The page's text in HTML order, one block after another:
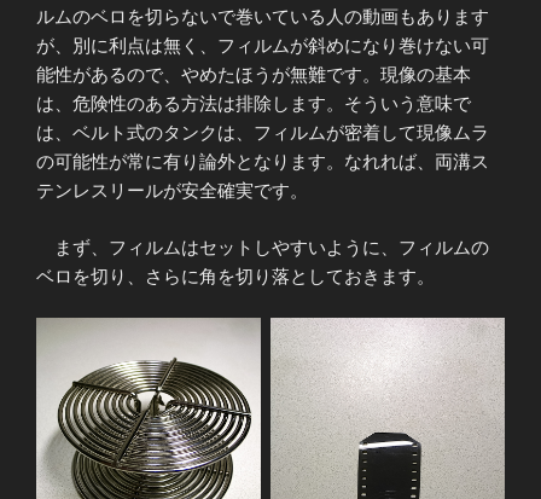
ルムのベロを切らないで巻いている人の動画もあります
が、別に利点は無く、フィルムが斜めになり巻けない可
能性があるので、やめたほうが無難です。現像の基本
は、危険性のある方法は排除します。そういう意味で
は、ベルト式のタンクは、フィルムが密着して現像ムラ
の可能性が常に有り論外となります。なれれば、両溝ス
テンレスリールが安全確実です。
まず、フィルムはセットしやすいように、フィルムの
ベロを切り、さらに角を切り落としておきます。